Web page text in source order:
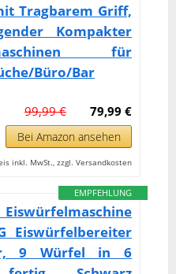
Tragbarem Griff,
Kompakter
für
Büro/Bar
79,99 €
99,99 €
Bei Amazon ansehen
inkl. MwSt., zzgl. Versandkosten
EMPFEHLUNG
Eiswürfelbereiter
9 Würfel in 6